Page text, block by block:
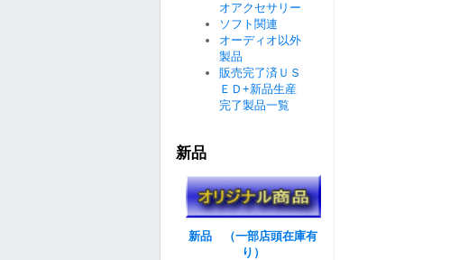
オアクセサリー
ソフト関連
オーディオ以外
製品
販売完了済ＵＳ
ＥＤ+新品生産
完了製品一覧
新品
新品 （一部店頭在庫有
り）